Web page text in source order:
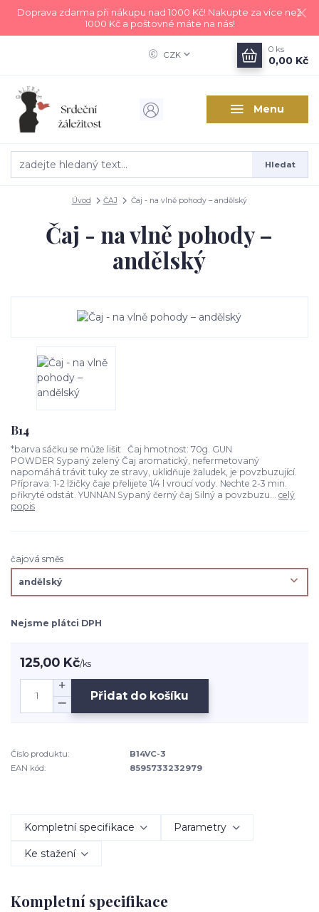
Doprava zdarma při nákupu nad 1000 Kč! Nakupte za více než
1000 Kč a poštovné máte na nás!
Menu
CZK
Hledat
0 ks
0,00 Kč
Úvod ČAJ Čaj - na vlně pohody – andělský
Čaj - na vlně pohody –
andělský
B14
*barva sáčku se může lišit Čaj hmotnost: 70g. GUN
POWDER Sypaný zelený Čaj aromatický, nefermetovaný
napomáhá trávit tuky ze stravy, uklidňuje žaludek, je povzbuzující.
Příprava: 1-2 lžičky čaje přelijete 1/4 l vroucí vody. Nechte 2-3 min.
přikryté odstát. YUNNAN Sypaný černý čaj Silný a povzbuzu... celý
popis
čajová směs
Nejsme plátci DPH
125,00 Kč/ks
Přidat do košíku
Číslo produktu:
B14VC-3
EAN kód:
8595733232979
Kompletní specifikace Parametry
Ke stažení
Kompletní specifikace